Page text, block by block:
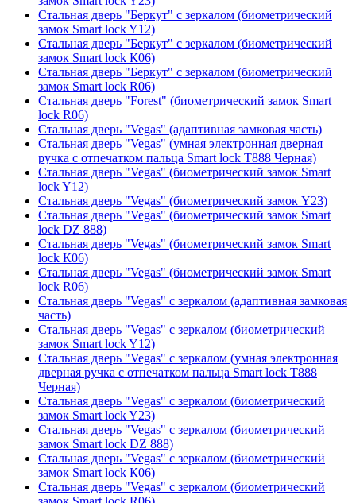
Стальная дверь "Беркут" с зеркалом (биометрический
замок Smart lock Y12)
Стальная дверь "Беркут" с зеркалом (биометрический
замок Smart lock К06)
Стальная дверь "Беркут" с зеркалом (биометрический
замок Smart lock R06)
Стальная дверь "Forest" (биометрический замок Smart
lock R06)
Стальная дверь "Vegas" (адаптивная замковая часть)
Стальная дверь "Vegas" (умная электронная дверная
ручка с отпечатком пальца Smart lock T888 Черная)
Стальная дверь "Vegas" (биометрический замок Smart
lock Y12)
Стальная дверь "Vegas" (биометрический замок Y23)
Стальная дверь "Vegas" (биометрический замок Smart
lock DZ 888)
Стальная дверь "Vegas" (биометрический замок Smart
lock К06)
Стальная дверь "Vegas" (биометрический замок Smart
lock R06)
Стальная дверь "Vegas" с зеркалом (адаптивная замковая
часть)
Стальная дверь "Vegas" с зеркалом (биометрический
замок Smart lock Y12)
Стальная дверь "Vegas" с зеркалом (умная электронная
дверная ручка с отпечатком пальца Smart lock T888
Черная)
Стальная дверь "Vegas" с зеркалом (биометрический
замок Smart lock Y23)
Стальная дверь "Vegas" с зеркалом (биометрический
замок Smart lock DZ 888)
Стальная дверь "Vegas" с зеркалом (биометрический
замок Smart lock К06)
Стальная дверь "Vegas" с зеркалом (биометрический